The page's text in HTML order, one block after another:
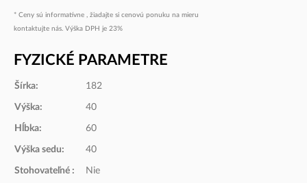
ďalšie farebné prevedenia
* Ceny sú informatívne , žiadajte si cenovú ponuku na mieru
kontaktujte nás. Výška DPH je 23%
FYZICKÉ PARAMETRE
Šírka: 182
Výška: 40
Hĺbka: 60
Výška sedu: 40
Stohovateľné : Nie